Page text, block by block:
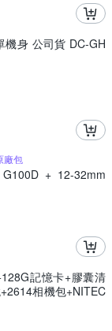
機身 公司貨 DC-GH
廠包
+ 12-32mm
記憶卡+膠囊清
相機包+NITEC
(公司貨)